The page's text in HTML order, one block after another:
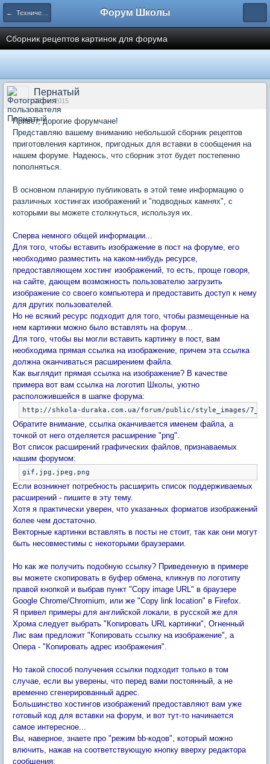
← Технический отдел Форум Школы
Сборник рецептов картинок для форума
Пернатый
07 окт 2015
Привет, дорогие форумчане!
Представляю вашему вниманию небольшой сборник рецептов
приготовления картинок, пригодных для вставки в сообщения на
нашем форуме. Надеюсь, что сборник этот будет постепенно
пополняться.
В основном планирую публиковать в этой теме информацию о
различных хостингах изображений и "подводных камнях", с
которыми вы можете столкнуться, используя их.
Сперва немного общей информации...
Для того, чтобы вставить изображение в пост на форуме, его
необходимо разместить на каком-нибудь ресурсе,
предоставляющем хостинг изображений, то есть, проще говоря,
на сайте, дающем возможность пользователю загрузить
изображение со своего компьютера и предоставить доступ к нему
для других пользователей.
Но не всякий ресурс подходит для того, чтобы размещенные на
нем картинки можно было вставлять на форум...
Для того, чтобы вы могли вставить картинку в пост, вам
необходима прямая ссылка на изображение, причем эта ссылка
должна оканчиваться расширением файла.
Как выглядит прямая ссылка на изображение? В качестве
примера вот вам ссылка на логотип Школы, уютно
расположившейся в шапке форума:
Обратите внимание, ссылка оканчивается именем файла, а
точкой от него отделяется расширение "png".
Вот список расширений графических файлов, признаваемых
нашим форумом:
Если возникнет потребность расширить список поддерживаемых
расширений - пишите в эту тему.
Хотя я практически уверен, что указанных форматов изображений
более чем достаточно.
Векторные картинки вставлять в посты не стоит, так как они могут
быть несовместимы с некоторыми браузерами.
Но как же получить подобную ссылку? Приведенную в примере
вы можете скопировать в буфер обмена, кликнув по логотипу
правой кнопкой и выбрав пункт "Copy image URL" в браузере
Google Chrome/Chromium, или же "Copy link location" в Firefox.
Я привел примеры для английской локали, в русской же для
Хрома следует выбрать "Копировать URL картинки", Огненный
Лис вам предложит "Копировать ссылку на изображение", а
Опера - "Копировать адрес изображения".
Но такой способ получения ссылки подходит только в том
случае, если вы уверены, что перед вами постоянный, а не
временно сгенерированный адрес.
Большинство хостингов изображений предоставляют вам уже
готовый код для вставки на форум, и вот тут-то начинается
самое интересное...
Вы, наверное, знаете про "режим bb-кодов", который можно
влючить, нажав на соответствующую кнопку вверху редактора
сообщения: